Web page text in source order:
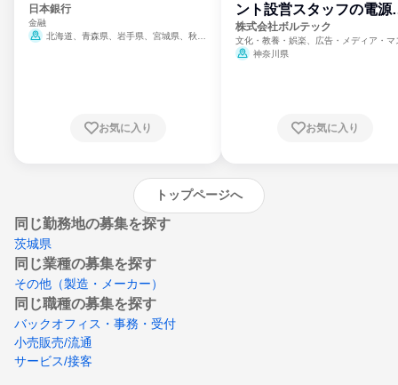
日本銀行
金融
北海道、青森県、岩手県、宮城県、秋田
崎県、熊本県、大分県、宮崎県、鹿児島県、
お気に入り
ント設営スタッフの電源
門
株式会社ボルテック
文化・教養・娯楽、広告・メディア・マ
ミ、電力・ガス・水道・エネルギー
神奈川県
お気に入り
トップページへ
同じ勤務地の募集を探す
茨城県
同じ業種の募集を探す
その他（製造・メーカー）
同じ職種の募集を探す
バックオフィス・事務・受付
小売販売/流通
サービス/接客